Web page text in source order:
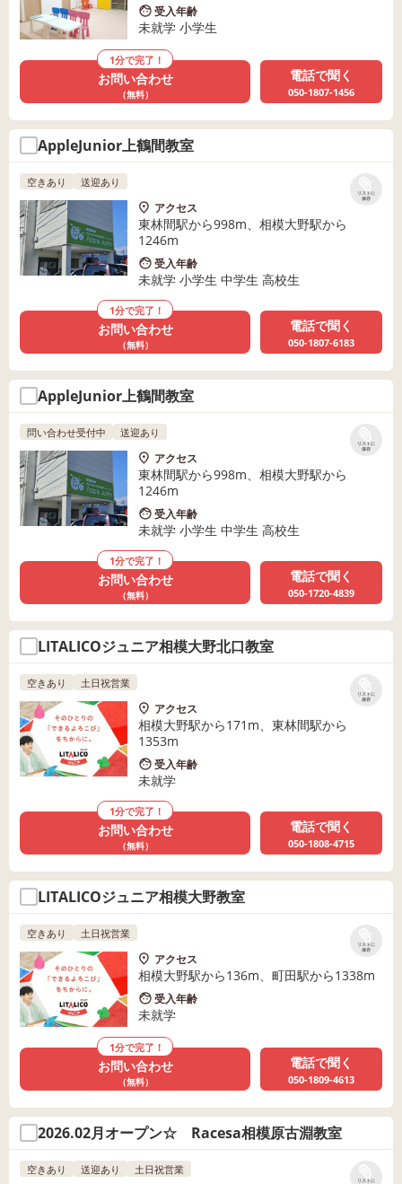
受入年齢
未就学 小学生
1分で完了！
お問い合わせ
（無料）
電話で聞く
050-1807-1456
AppleJunior上鶴間教室
リストに
保存
空きあり 送迎あり
アクセス
東林間駅から998m、相模大野駅から
1246m
受入年齢
未就学 小学生 中学生 高校生
1分で完了！
お問い合わせ
（無料）
電話で聞く
050-1807-6183
AppleJunior上鶴間教室
リストに
保存
問い合わせ受付中 送迎あり
アクセス
東林間駅から998m、相模大野駅から
1246m
受入年齢
未就学 小学生 中学生 高校生
1分で完了！
お問い合わせ
（無料）
電話で聞く
050-1720-4839
LITALICOジュニア相模大野北口教室
リストに
保存
空きあり 土日祝営業
アクセス
相模大野駅から171m、東林間駅から
1353m
受入年齢
未就学
1分で完了！
お問い合わせ
（無料）
電話で聞く
050-1808-4715
LITALICOジュニア相模大野教室
リストに
保存
空きあり 土日祝営業
アクセス
相模大野駅から136m、町田駅から1338m
受入年齢
未就学
1分で完了！
お問い合わせ
（無料）
電話で聞く
050-1809-4613
2026.02月オープン☆ Racesa相模原古淵教室
リストに
空きあり 送迎あり 土日祝営業